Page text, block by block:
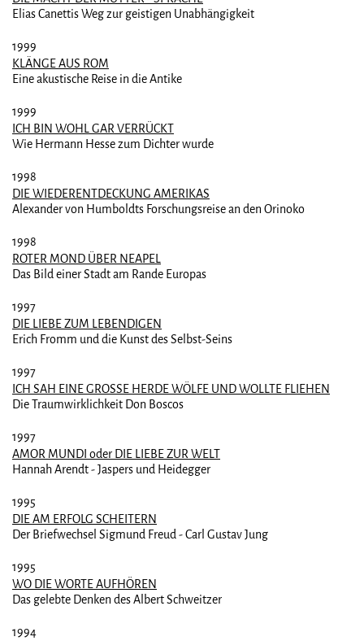
Elias Canettis Weg zur geistigen Unabhängigkeit
1999
KLÄNGE AUS ROM
Eine akustische Reise in die Antike
1999
ICH BIN WOHL GAR VERRÜCKT
Wie Hermann Hesse zum Dichter wurde
1998
DIE WIEDERENTDECKUNG AMERIKAS
Alexander von Humboldts Forschungsreise an den Orinoko
1998
ROTER MOND ÜBER NEAPEL
Das Bild einer Stadt am Rande Europas
1997
DIE LIEBE ZUM LEBENDIGEN
Erich Fromm und die Kunst des Selbst-Seins
1997
ICH SAH EINE GROSSE HERDE WÖLFE UND WOLLTE FLIEHEN
Die Traumwirklichkeit Don Boscos
1997
AMOR MUNDI oder DIE LIEBE ZUR WELT
Hannah Arendt - Jaspers und Heidegger
1995
DIE AM ERFOLG SCHEITERN
Der Briefwechsel Sigmund Freud - Carl Gustav Jung
1995
WO DIE WORTE AUFHÖREN
Das gelebte Denken des Albert Schweitzer
1994